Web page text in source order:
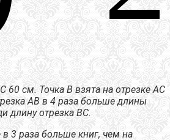
60 см. Точка В взята на отрезке АС
АВ в 4 раза больше длины
длину отрезка ВС.
3 раза больше книг, чем на